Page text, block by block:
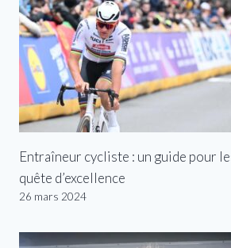
Entraîneur cycliste : un guide pour
quête d’excellence
26 mars 2024